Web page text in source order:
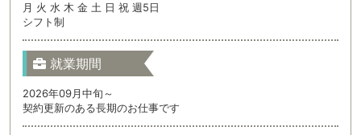
月 火 水 木 金 土 日 祝 週5日
シフト制
就業期間
2026年09月中旬～
契約更新のある長期のお仕事です